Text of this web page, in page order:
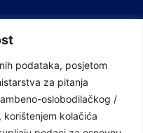
podataka, posjetom
za pitanja
oslobodilačkog /
kolačića